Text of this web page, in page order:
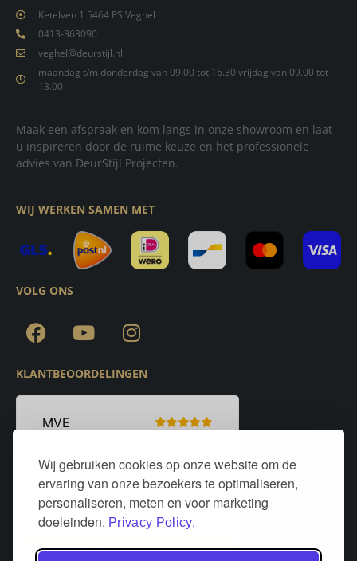
Wij gebruiken cookies op onze website om de
ervaring van onze bezoekers te optimaliseren,
personaliseren, meten en voor marketing
doeleinden. Privacy Policy.
Ketelven 1 5464 PS Veghel
0413-363090
veghel@deurstijl.nl
maandag t/m donderdag van 09.00 tot 16.30 vrijdag van 09.00 tot
13.00
Maak een afspraak en kom langs in onze showroom en laat
u inspireren door de ruime keuze en het professionele
advies van DeurStijl Projecten.
WIJ WERKEN SAMEN MET
VOLG ONS
KLANTBEOORDELINGEN